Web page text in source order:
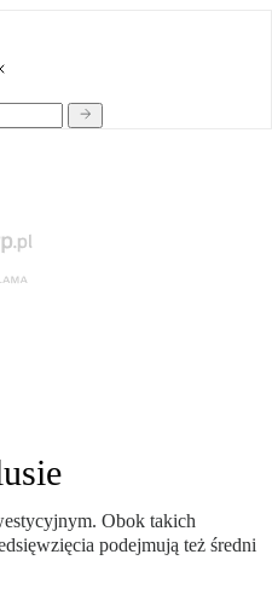
Obok takich
podejmują też średni